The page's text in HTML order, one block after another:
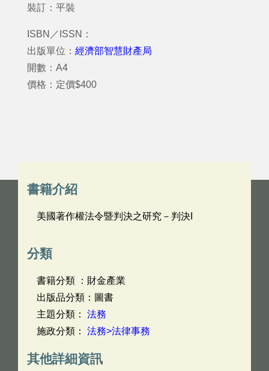
裝訂：平裝
ISBN／ISSN：
出版單位： 經濟部智慧財產局
開數：A4
價格：定價$400
書籍介紹
美國著作權法令暨判決之研究－判決I
分類
書籍分類 ：財金產業
出版品分類：圖書
主題分類： 法務
施政分類： 法務>法律事務
其他詳細資訊